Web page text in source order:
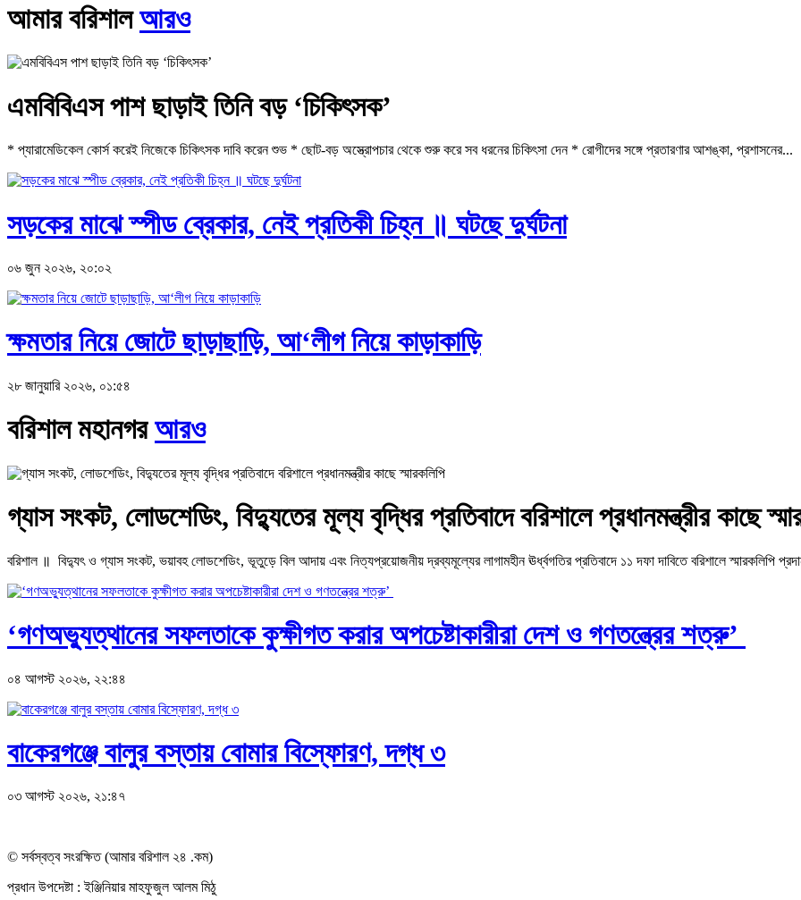
আমার বরিশালআরও
এমবিবিএস পাশ ছাড়াই তিনি বড় ‘চিকিৎসক’
* প্যারামেডিকেল কোর্স করেই নিজেকে চিকিৎসক দাবি করেন শুভ * ছোট-বড় অস্ত্রোপচার থেকে শুরু করে সব ধরনের চিকিৎসা দেন * রোগীদের সঙ্গে প্রতারণার আশঙ্কা, প্রশাসনের...
সড়কের মাঝে স্পীড ব্রেকার, নেই প্রতিকী চিহ্ন ॥ ঘটছে দুর্ঘটনা
০৬ জুন ২০২৬, ২০:০২
ক্ষমতার নিয়ে জোটে ছাড়াছাড়ি, আ‘লীগ নিয়ে কাড়াকাড়ি
২৮ জানুয়ারি ২০২৬, ০১:৫৪
বরিশাল মহানগরআরও
গ্যাস সংকট, লোডশেডিং, বিদ্যুতের মূল্য বৃদ্ধির প্রতিবাদে বরিশালে প্রধানমন্ত্রীর কাছে
বরিশাল ॥ বিদ্যুৎ ও গ্যাস সংকট, ভয়াবহ লোডশেডিং, ভূতুড়ে বিল আদায় এবং নিত্যপ্রয়োজনীয় দ্রব্যমূল্যের লাগামহীন ঊর্ধ্বগতির প্রতিবাদে ১১ দফা দাবিতে বরিশালে স্মারকলিপি
‘গণঅভ্যুত্থানের সফলতাকে কুক্ষীগত করার অপচেষ্টাকারীরা দেশ ও গণতন্ত্রের শত্রু’
০৪ আগস্ট ২০২৬, ২২:৪৪
বাকেরগঞ্জে বালুর বস্তায় বোমার বিস্ফোরণ, দগ্ধ ৩
০৩ আগস্ট ২০২৬, ২১:৪৭
© সর্বস্বত্ব সংরক্ষিত (আমার বরিশাল ২৪ .কম)
প্রধান ‍উপদেষ্টা : ‍ইঞ্জিনিয়ার মাহফুজুল আলম মিঠু